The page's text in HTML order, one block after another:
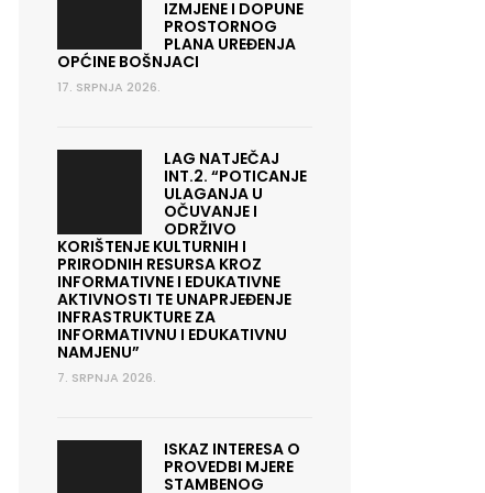
IZMJENE I DOPUNE
PROSTORNOG
PLANA UREĐENJA
OPĆINE BOŠNJACI
17. SRPNJA 2026.
LAG NATJEČAJ
INT.2. “POTICANJE
ULAGANJA U
OČUVANJE I
ODRŽIVO
KORIŠTENJE KULTURNIH I
PRIRODNIH RESURSA KROZ
INFORMATIVNE I EDUKATIVNE
AKTIVNOSTI TE UNAPRJEĐENJE
INFRASTRUKTURE ZA
INFORMATIVNU I EDUKATIVNU
NAMJENU”
7. SRPNJA 2026.
ISKAZ INTERESA O
PROVEDBI MJERE
STAMBENOG